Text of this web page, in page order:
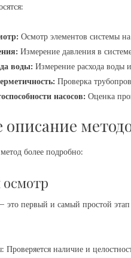
Осмотр элементов системы
Измерение давления в
воды: Измерение расхода воды
Проверка
насосов: Оценка
описание
более подробно:
это первый и самый простой
наличие и